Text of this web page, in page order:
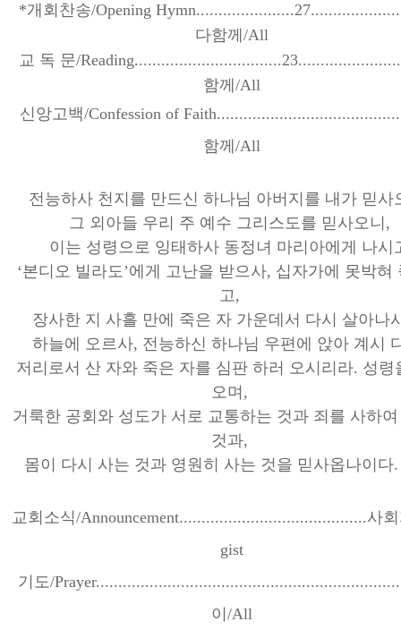
*개회찬송/Opening
다함께 /All
교 독 문/
함께 /All
신앙고백/Confession of
함께 /All
전능하사 천지를 만드신 하나님 아버지를 내가 믿사
그 외아들 우리 주 예수 그리스도를 믿사오니 ,
이는 성령으로 잉태하사 동정녀 마리아에게 나시
‘본디오 빌라도’에게 고난을 받으사, 십자가에 못박혀
고,
장사한 지 사흘 만에 죽은 자 가운데서 다시 살아나
하늘에 오르사, 전능하신 하나님 우편에 앉아 계시
저리로서 산 자와 죽은 자를 심판 하러 오시리라. 성령
오며 ,
거룩한 공회와 성도가 서로 교통하는 것과 죄를 사하
것과,
몸이 다시 사는 것과 영원히 사는 것을 믿사옵나이다
교회소식/Announcement..........................................사
gist
기도/
이 /All